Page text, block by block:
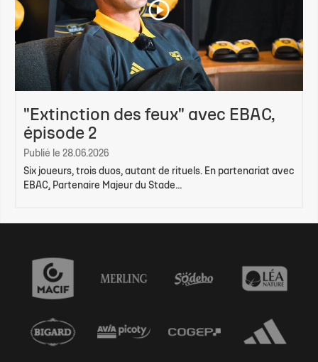
"Extinction des feux" avec EBAC,
épisode 2
Publié le 28.06.2026
Six joueurs, trois duos, autant de rituels. En partenariat avec
EBAC, Partenaire Majeur du Stade...